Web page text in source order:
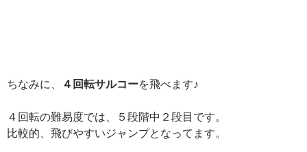
ちなみに、 ４回転サルコーを飛べます♪
４回転の難易度では、５段階中２段目です。
比較的、飛びやすいジャンプとなってます。